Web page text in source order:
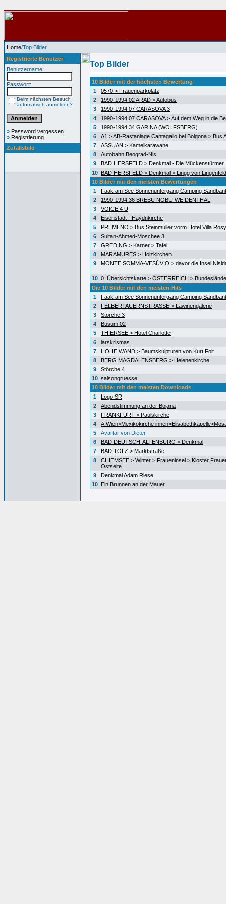
Home/Top Bilder
Registrierte Benutzer
Benutzername:
Passwort:
Beim nächsten Besuch
automatisch anmelden?
» Password vergessen
» Registrierung
Zufallsbild
Top Bilder
10 Bilder mit der höchsten Bewertung
1
0570 > Frauenparkplatz
2
1990-1994 02 ARAD > Autobus
3
1990-1994 07 CARASOVA 3
4
1990-1994 07 CARASOVA > Auf dem Weg in die
5
1990-1994 34 GARINA (WOLFSBERG)
6
A1 > AB-Rastanlage Cantagallo bei Bolgona > Bus
7
ASSUAN > Kamelkarawane
8
Autobahn Beograd-Nis
9
BAD HERSFELD > Denkmal - Die Mückenstürmer
10 BAD HERSFELD > Denkmal > Lingg von Lingenfeld
10 Bilder mit den meisten Bewertungen
1
Faak am See Sonnenuntergang Camping
2
1990-1994 36 BREBU NOBU-WEIDENTHAL
3
VOICE 4 U
4
Eisenstadt - Haydnkirche
5
PREMENO > Bus Steinmüller vorm Hotel Villa Rosy
6
Sultan-Ahmed-Moschee 3
7
GREDING > Karner > Tafel
8
MARAMURES > Holzkirchen
9
MONTE SOMMA-VESÚVIO > davor die Insel
10 0_Übersichtskarte > ÖSTERREICH >
Die 10 Bilder mit den meisten Hits
1
Faak am See Sonnenuntergang Camping
2
FELBERTAUERNSTRASSE > Lawinengalerie
3
Störche 3
4
Büsum 02
5
THIERSEE > Hotel Charlotte
6
larskrismas
7
HOHE WAND > Baumskulpturen von Kurt Foit
8
BERG MAGDALENSBERG > Helenenkirche
9
Störche 4
10 saisongruesse
10 Bilder mit den meisten Downloads
1
Logo SR
2
Abendstimmung an der Bojana
3
FRANKFURT > Paulskirche
4
A:Wien>Mexikokirche
5
Avartar von Dieter
6
BAD DEUTSCH-ALTENBURG > Denkmal
7
BAD TÖLZ > Marktstraße
8
CHIEMSEE > Winter > Fraueninsel > Kloster
Ostseite
9
Denkmal Adam Riese
10 Ein Brunnen an der Mauer